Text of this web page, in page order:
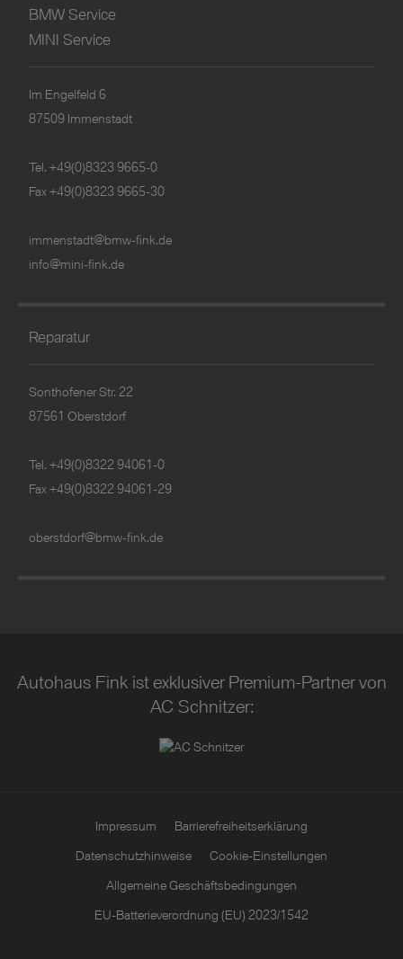
BMW Service
MINI Service
Im Engelfeld 6
87509 Immenstadt
Tel. +49(0)8323 9665-0
Fax +49(0)8323 9665-30
immenstadt@bmw-fink.de
info@mini-fink.de
Reparatur
Sonthofener Str. 22
87561 Oberstdorf
Tel. +49(0)8322 94061-0
Fax +49(0)8322 94061-29
oberstdorf@bmw-fink.de
Autohaus Fink ist exklusiver Premium-Partner von
AC Schnitzer:
Impressum
Barrierefreiheitserklärung
Datenschutzhinweise
Cookie-Einstellungen
Allgemeine Geschäftsbedingungen
EU-Batterieverordnung (EU) 2023/1542